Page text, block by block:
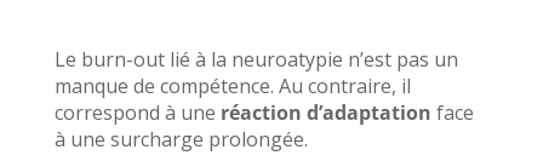
Le burn-out lié à la neuroatypie n’est pas un
manque de compétence. Au contraire, il
correspond à une réaction d’adaptation face
à une surcharge prolongée.